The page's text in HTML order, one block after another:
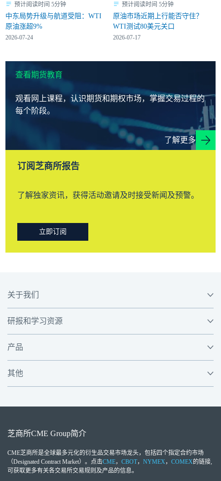
预计阅读时间 5分钟
中东局势升级与航道受阻：WTI
原油涨超9%
2026-07-24
预计阅读时间 5分钟
原油市场近期上行能否守住？
WTI测试80美元关口
2026-07-17
查看期货教育
观看网上课程，认识期货和期权市场，掌握交易过程的
每个阶段。
了解更多
订阅芝商所报告
了解独家资讯，获得活动邀请及时接受新闻及预警。
立即订阅
关于我们
研报和学习资源
产品
其他
芝商所CME Group简介
CME芝商所是全球最多元化的衍生品交易市场龙头，包括四个指定合约市场
（Designated Contract Market）。点击CME， CBOT， NYMEX， COMEX的链接,
可获取更多有关各交易所交易规则及产品的信息。